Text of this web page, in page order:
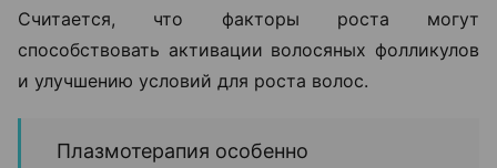
Считается, что факторы роста могут
способствовать активации волосяных фолликулов
и улучшению условий для роста волос.
Плазмотерапия особенно